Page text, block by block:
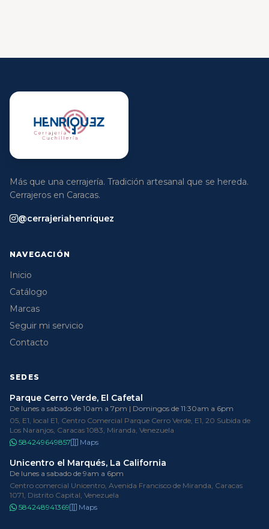
Más que una cerrajería. Tradición artesanal que se hereda.
Cerrajeros en Caracas.
@cerrajeriahenriquez
NAVEGACIÓN
Inicio
Catálogo
Marcas
Seguir mi servicio
Contacto
SEDES
Parque Cerro Verde, El Cafetal
De lunes a sabado de 10am a 7pm | Domingos de 11:30am a 6pm
05, E1, local E1, Centro Comercial Parque Cerro Verde, E1, 20 Subida de
Los Naranjos, Caracas 1083, Miranda, Venezuela
584249649857
Maps
Unicentro el Marqués, La California
De lunes a sabado de 9am a 6pm
Centro comercial Unicentro, Avenida Francisco de Miranda, Caracas
1071, Distrito Capital, Venezuela
584248941369
Maps